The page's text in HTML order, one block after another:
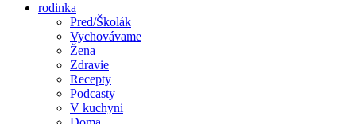
rodinka
Pred/Školák
Vychovávame
Žena
Zdravie
Recepty
Podcasty
V kuchyni